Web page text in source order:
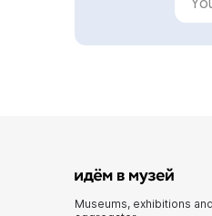
Museums, exhibitions